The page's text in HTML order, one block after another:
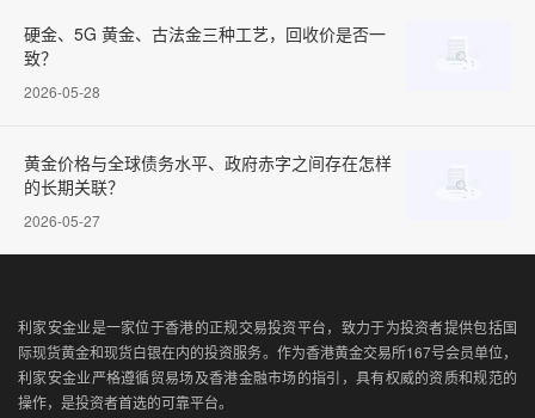
硬金、5G 黄金、古法金三种工艺，回收价是否一
致？
2026-05-28
黄金价格与全球债务水平、政府赤字之间存在怎样
的长期关联？
2026-05-27
利家安金业是一家位于香港的正规交易投资平台，致力于为投资者提供包括国
际现货黄金和现货白银在内的投资服务。作为香港黄金交易所167号会员单位，
利家安金业严格遵循贸易场及香港金融市场的指引，具有权威的资质和规范的
操作，是投资者首选的可靠平台。